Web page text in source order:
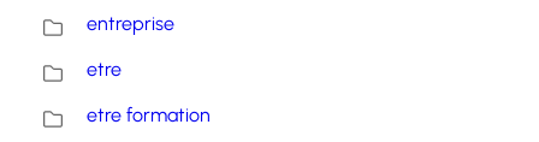
entreprise
etre
etre formation